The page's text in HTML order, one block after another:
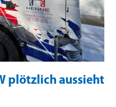
plötzlich aussieht